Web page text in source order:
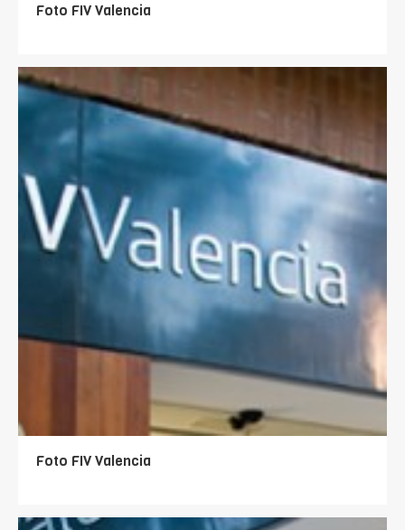
Foto FIV Valencia
Foto FIV Valencia